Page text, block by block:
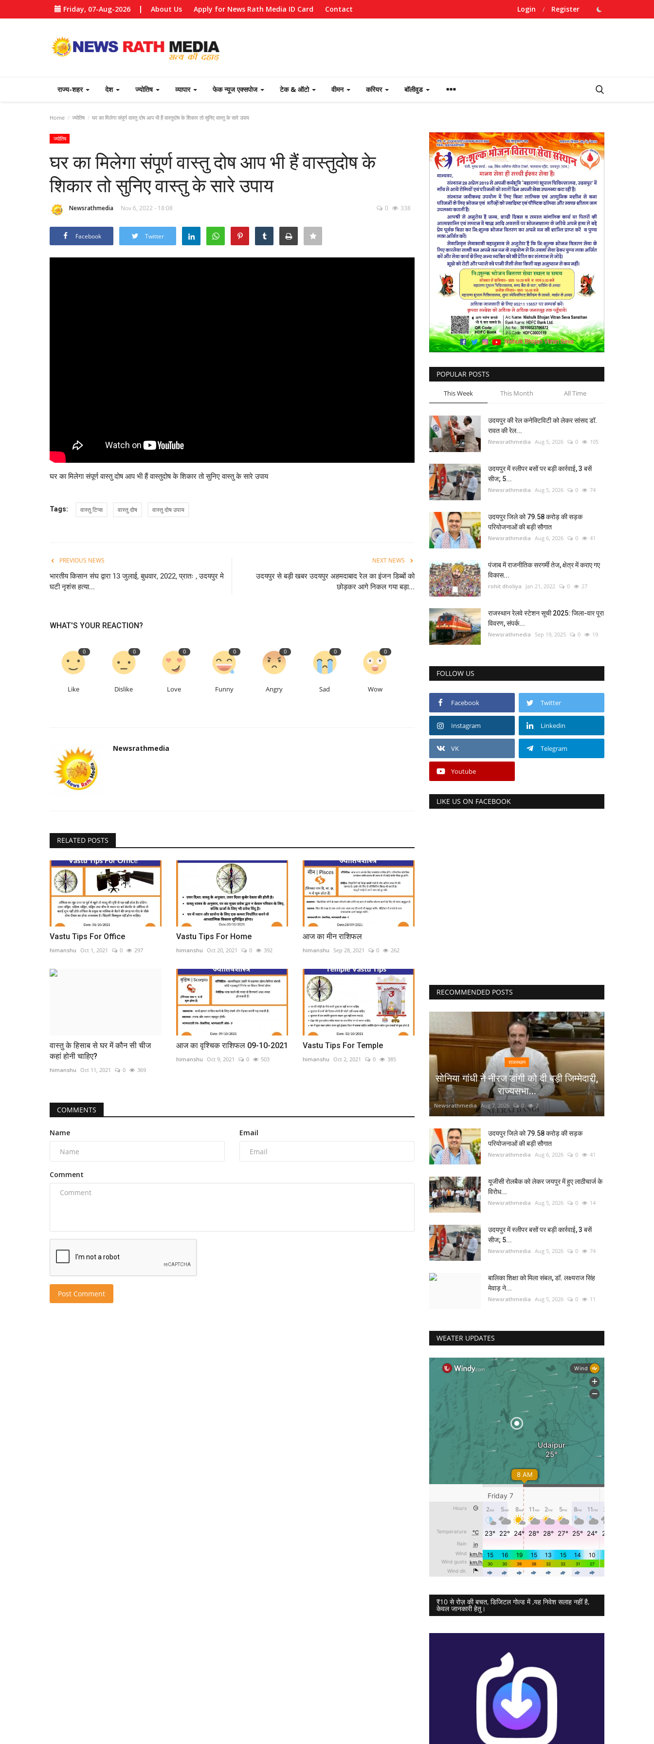
Friday, 07-Aug-2026 About Us Apply for News Rath Media ID Card Contact Login / Register
राज्य-शहर देश ज्योतिष व्यापार फेक न्यूज एक्सपोज टेक & ऑटो वीमन करियर बॉलीवुड
Home ज्योतिष घर का मिलेगा संपूर्ण वास्तु दोष आप भी हैं वास्तुदोष के शिकार तो सुनिए वास्तु के सारे उपाय
ज्योतिष
घर का मिलेगा संपूर्ण वास्तु दोष आप भी हैं वास्तुदोष के
शिकार तो सुनिए वास्तु के सारे उपाय
Newsrathmedia Nov 6, 2022 - 18:08 0 338
Facebook Twitter
घर का मिलेगा संपूर्ण वास्तु दोष आप भी हैं वास्तुदोष के शिकार तो सुनिए वास्तु के सारे उपाय
Tags: वास्तु टिप्स वास्तु दोष वास्तु दोष उपाय
PREVIOUS NEWS
भारतीय किसान संघ द्वारा 13 जुलाई, बुधवार, 2022, प्रातः , उदयपुर मे
घटी नृशंस हत्या...
NEXT NEWS
उदयपुर से बड़ी खबर उदयपुर अहमदाबाद रेल का इंजन डिब्बों को
छोड़कर आगे निकल गया बड़ा...
WHAT'S YOUR REACTION?
0
Like
0
Dislike
0
Love
0
Funny
0
Angry
0
Sad
0
Wow
Newsrathmedia
RELATED POSTS
Vastu Tips For Office
himanshu Oct 1, 2021 0 297
Vastu Tips For Home
himanshu Oct 20, 2021 0 392
आज का मीन राशिफल
himanshu Sep 28, 2021 0 262
वास्तु के हिसाब से घर में कौन सी चीज
कहां होनी चाहिए?
himanshu Oct 11, 2021 0 369
आज का वृश्चिक राशिफल 09-10-2021
himanshu Oct 9, 2021 0 503
Vastu Tips For Temple
himanshu Oct 2, 2021 0 385
COMMENTS
Name Email
Comment
Post Comment
POPULAR POSTS
This Week This Month All Time
उदयपुर की रेल कनेक्टिविटी को लेकर सांसद डॉ.
रावत की रेल...
Newsrathmedia Aug 5, 2026 0 105
उदयपुर में स्लीपर बसों पर बड़ी कार्रवाई, 3 बसें
सीज; 5...
Newsrathmedia Aug 5, 2026 0 74
उदयपुर जिले को 79.58 करोड़ की सड़क
परियोजनाओं की बड़ी सौगात
Newsrathmedia Aug 6, 2026 0 41
पंजाब में राजनीतिक सरगर्मी तेज, क्षेत्र में कराए गए
विकास...
rohit dholiya Jan 21, 2022 0 27
राजस्थान रेलवे स्टेशन सूची 2025: जिला-वार पूरा
विवरण, संपर्क...
Newsrathmedia Sep 19, 2025 0 19
FOLLOW US
Facebook Twitter
Instagram Linkedin
VK Telegram
Youtube
LIKE US ON FACEBOOK
RECOMMENDED POSTS
राजस्थान
सोनिया गांधी ने नीरज डांगी को दी बड़ी जिम्मेदारी,
राज्यसभा...
Newsrathmedia Aug 7, 2026 0 2
उदयपुर जिले को 79.58 करोड़ की सड़क
परियोजनाओं की बड़ी सौगात
Newsrathmedia Aug 6, 2026 0 41
यूजीसी रोलबैक को लेकर जयपुर में हुए लाठीचार्ज के
विरोध...
Newsrathmedia Aug 5, 2026 0 14
उदयपुर में स्लीपर बसों पर बड़ी कार्रवाई, 3 बसें
सीज; 5...
Newsrathmedia Aug 5, 2026 0 74
बालिका शिक्षा को मिला संबल, डॉ. लक्ष्यराज सिंह
मेवाड़ ने...
Newsrathmedia Aug 5, 2026 0 11
WEATER UPDATES
₹10 से रोज़ की बचत, डिजिटल गोल्ड में ,यह निवेश सलाह नहीं है,
केवल जानकारी हेतु।